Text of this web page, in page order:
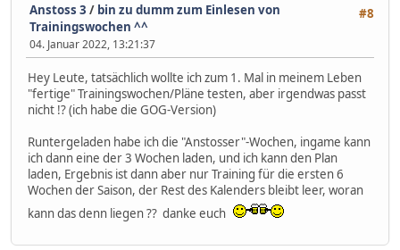
#8
Anstoss 3 / bin zu dumm zum Einlesen von
Trainingswochen ^^
04. Januar 2022, 13:21:37
Hey Leute, tatsächlich wollte ich zum 1. Mal in meinem Leben
"fertige" Trainingswochen/Pläne testen, aber irgendwas passt
nicht !? (ich habe die GOG-Version)
Runtergeladen habe ich die "Anstosser"-Wochen, ingame kann
ich dann eine der 3 Wochen laden, und ich kann den Plan
laden, Ergebnis ist dann aber nur Training für die ersten 6
Wochen der Saison, der Rest des Kalenders bleibt leer, woran
kann das denn liegen ?? danke euch